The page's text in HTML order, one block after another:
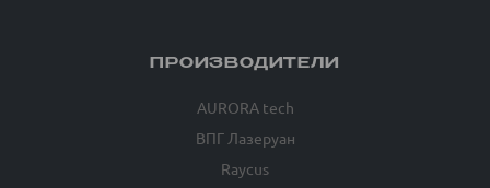
ПРОИЗВОДИТЕЛИ
AURORA tech
ВПГ Лазеруан
Raycus